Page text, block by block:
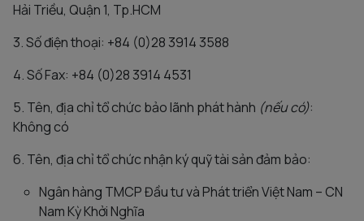
Hải Triều, Quận 1, Tp.HCM
3. Số điện thoại: +84 (0)28 3914 3588
4. Số Fax: +84 (0)28 3914 4531
5. Tên, địa chỉ tổ chức bảo lãnh phát hành (nếu có):
Không có
6. Tên, địa chỉ tổ chức nhận ký quỹ tài sản đảm bảo:
Ngân hàng TMCP Đầu tư và Phát triển Việt Nam – CN
Nam Kỳ Khởi Nghĩa